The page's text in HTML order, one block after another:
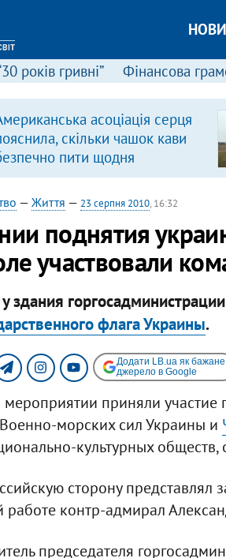
років гривні” Фінансова
асоціація серця
скільки чашок кави
пити щодня
— Життя — 23 серпня 2010, 16:32
поднятия
участвовали
у здания
флага Украины.
Додати LB.ua як бажане
джерело в Google
приняли участие
морских сил Украины и
культурных
сторону
работе контр-адмирал
председателя